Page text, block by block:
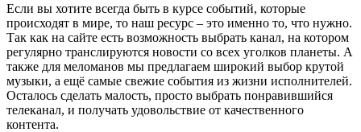
Если вы хотите всегда быть в курсе событий, которые
происходят в мире, то наш ресурс – это именно то, что нужно.
Так как на сайте есть возможность выбрать канал, на котором
регулярно транслируются новости со всех уголков планеты. А
также для меломанов мы предлагаем широкий выбор крутой
музыки, а ещё самые свежие события из жизни исполнителей.
Осталось сделать малость, просто выбрать понравившийся
телеканал, и получать удовольствие от качественного
контента.